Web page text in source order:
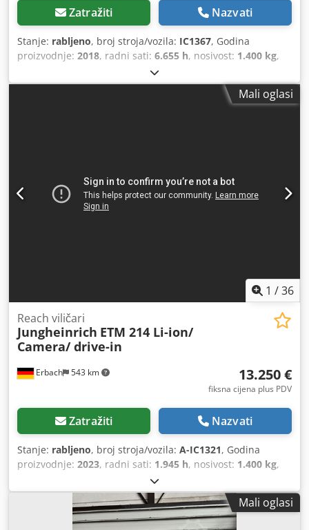
logistika, demontaža i potpuno čišćenje prostora. Bilo da
ste nas pronašli zbog regala za teška opterećenja ili tražite
teška opterećenja – jamčimo najbolje uvjete. Kontaktirajte
nas za neobvezujuću ponudu!
Zatražiti Nazvati
Stanje: rabljeno, broj stroja/vozila: IC1367, Godina
proizvodnje: 2018, radni sati: 6.655 h, nosivost: 1.400 kg,
, težište tereta:
goriva:električni, vrsta jarbola:triplex, građevinska visina:
, 5171760 Cedpsza Nu
Mali oglasi
1 /36
Erbach 543 km
Reach viličari
Jungheinrich ETM 214 Li-ion/
Camera/ drive-in
13.250 €
fiksna cijena plus PDV
Zatražiti Nazvati
Stanje: rabljeno, broj stroja/vozila: A-IC1321, Godina
proizvodnje: 2023, radni sati: 1.945 h, nosivost: 1.400 kg,
, vrsta goriva:
jarbola:triplex, građevinska visina:2.900 mm, 5115699
Serijski broj: 91181689 Cedpfx Asyw Dxfsipjrf Moguć
međunarodni prijevoz / Dostupna međunarodna dostava.
Mali oglasi